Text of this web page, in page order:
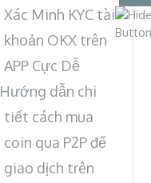
Xác Minh KYC tài
khoản OKX trên
APP Cực Dễ
Hướng dẫn chi
tiết cách mua
coin qua P2P để
giao dịch trên